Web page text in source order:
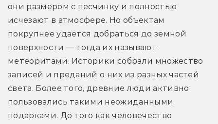
они размером с песчинку и полностью
исчезают в атмосфере. Но объектам
покрупнее удаётся добраться до земной
поверхности — тогда их называют
метеоритами. Историки собрали множество
записей и преданий о них из разных частей
света. Более того, древние люди активно
пользовались такими неожиданными
подарками. До того как человечество